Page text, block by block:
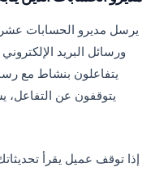
يرسل مديرو الحسابات
ورسائل البريد
يتفاعلون بنشاط مع
يتوقفون عن
إذا توقف عميل يقرأ